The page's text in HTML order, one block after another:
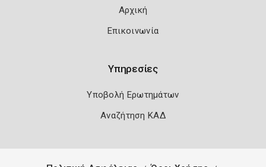
Αρχική
Επικοινωνία
Υπηρεσίες
Υποβολή Ερωτημάτων
Αναζήτηση ΚΑΔ